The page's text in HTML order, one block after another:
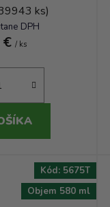
ks)
DPH
€/ ks
Objem 580 ml
Kód: 5675T